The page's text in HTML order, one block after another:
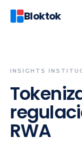
Bloktok
INSIGHTS
RWA